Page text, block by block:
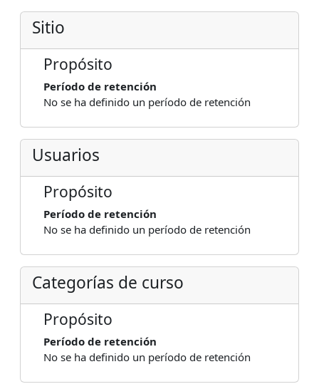
Sitio
Propósito
Período de retención
No se ha definido un período de retención
Usuarios
Propósito
Período de retención
No se ha definido un período de retención
Categorías de curso
Propósito
Período de retención
No se ha definido un período de retención